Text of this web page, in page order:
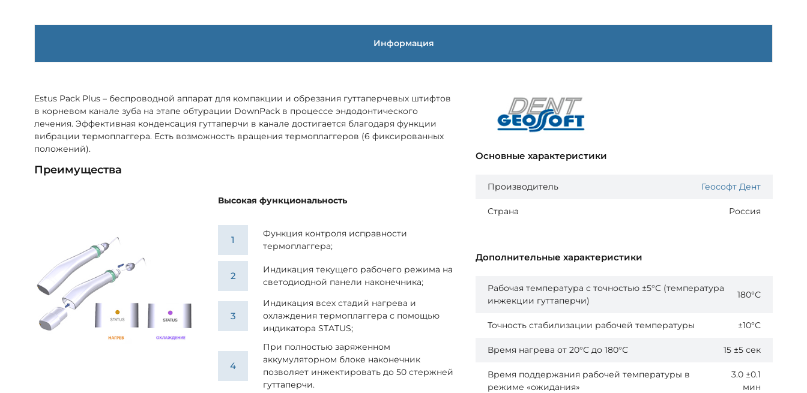
Информация
Estus Pack Plus – беспроводной аппарат для компакции и обрезания гуттаперчевых штифтов
в корневом канале зуба на этапе обтурации DownPack в процессе эндодонтического
лечения. Эффективная конденсация гуттаперчи в канале достигается благодаря функции
вибрации термоплаггера. Есть возможность вращения термоплаггеров (6 фиксированных
положений).
Преимущества
Высокая функциональность
Функция контроля исправности
термоплаггера;
Индикация текущего рабочего режима на
светодиодной панели наконечника;
Индикация всех стадий нагрева и
охлаждения термоплаггера с помощью
индикатора STATUS;
При полностью заряженном
аккумуляторном блоке наконечник
позволяет инжектировать до 50 стержней
гуттаперчи.
Основные характеристики
Производитель Геософт Дент
Страна Россия
Дополнительные характеристики
Рабочая температура с точностью ±5°С (температура
инжекции гуттаперчи)
180°С
Точность стабилизации рабочей температуры ±10°С
Время нагрева от 20°С до 180°С 15 ±5 сек
Время поддержания рабочей температуры в
режиме «ожидания»
3.0 ±0.1
мин